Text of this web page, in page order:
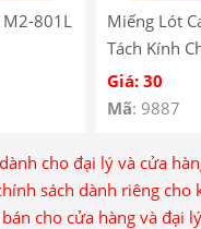
801L
Miếng Lót
Tách Kính
Giá: 30
Mã: 9887
cho đại lý và cửa
sách dành riêng cho
cho cửa hàng và đại